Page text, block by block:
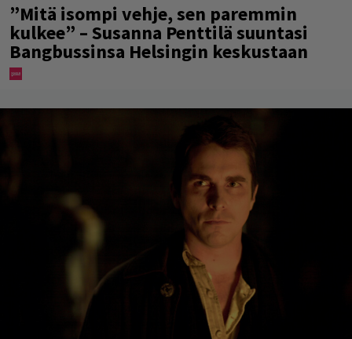
”Mitä isompi vehje, sen paremmin
kulkee” – Susanna Penttilä suuntasi
Bangbussinsa Helsingin keskustaan